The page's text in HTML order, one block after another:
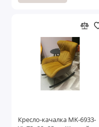
Кресло-качалка MK-6933-